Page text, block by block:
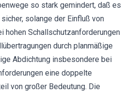
so stark gemindert, daß es
solange der Einfluß von
hohen Schallschutzanforderungen
durch planmäßige
Abdichtung insbesondere bei
eine doppelte
von großer Bedeutung. Die